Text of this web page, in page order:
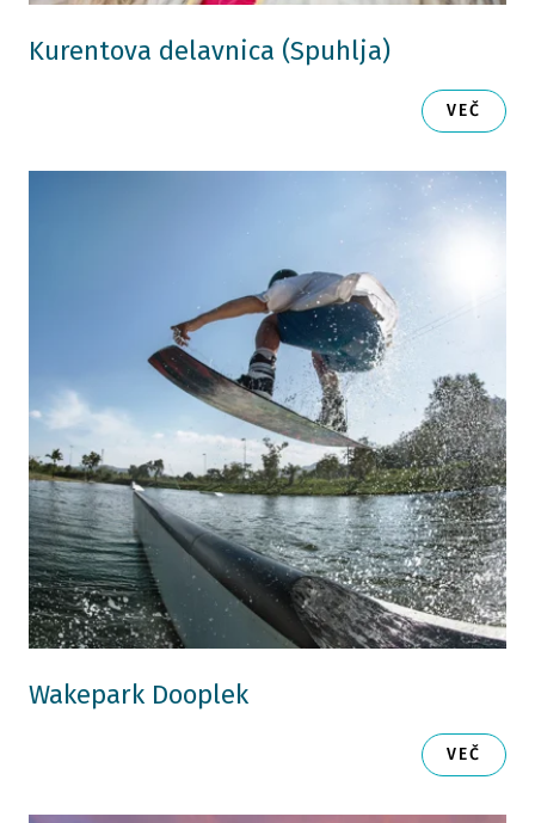
Kurentova delavnica (Spuhlja)
VEČ
Wakepark Dooplek
VEČ